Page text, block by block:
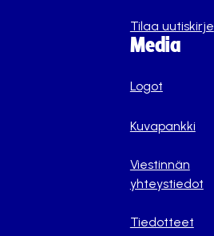
Tilaa uutiskirje
Media
Logot
Kuvapankki
Viestinnän
yhteystiedot
Tiedotteet